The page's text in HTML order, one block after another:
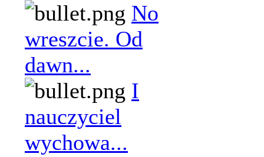
No
wreszcie. Od
dawn...
I
nauczyciel
wychowa...